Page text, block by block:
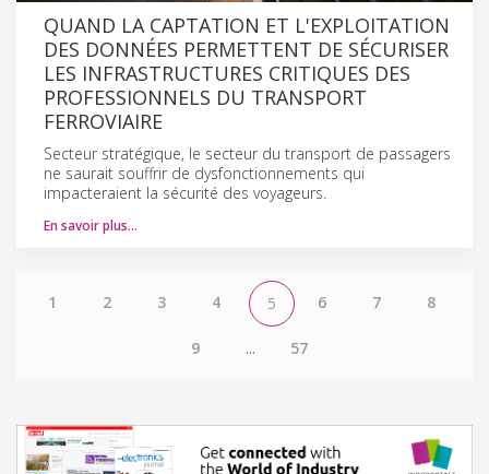
QUAND LA CAPTATION ET L'EXPLOITATION
DES DONNÉES PERMETTENT DE SÉCURISER
LES INFRASTRUCTURES CRITIQUES DES
PROFESSIONNELS DU TRANSPORT
FERROVIAIRE
Secteur stratégique, le secteur du transport de passagers
ne saurait souffrir de dysfonctionnements qui
impacteraient la sécurité des voyageurs.
En savoir plus…
1 2 3 4 5 6 7 8
9 ... 57